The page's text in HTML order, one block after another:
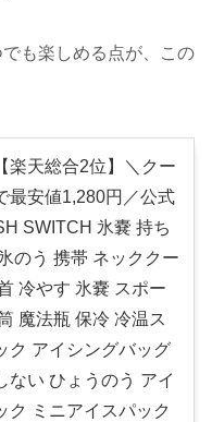
も楽しめる点が、この
楽天総合2位】＼クー
最安値1,280円／公式
SWITCH 氷嚢 持ち
のう 携帯 ネッククー
冷やす 氷嚢 スポー
魔法瓶 保冷 冷温ス
ク アイシングバッグ
ない ひょうのう アイ
ク ミニアイスパック